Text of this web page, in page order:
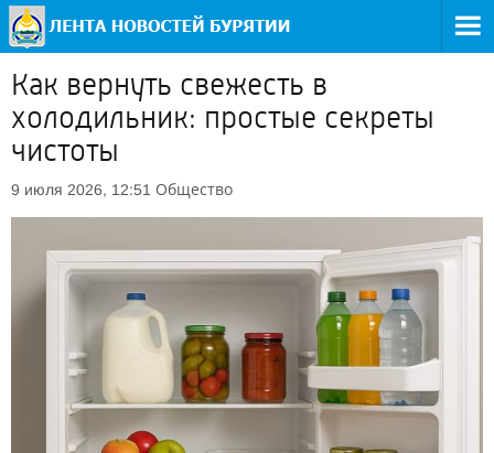
Как вернуть свежесть в
холодильник: простые секреты
чистоты
9 июля 2026, 12:51 Общество